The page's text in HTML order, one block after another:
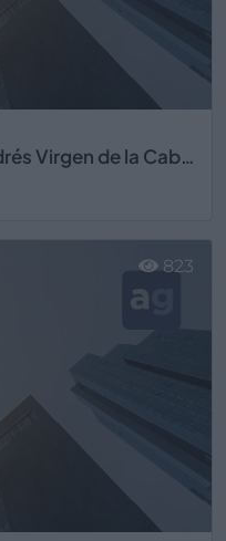
Clínica Dental Conrado Andrés Virgen de la Cabeza
823